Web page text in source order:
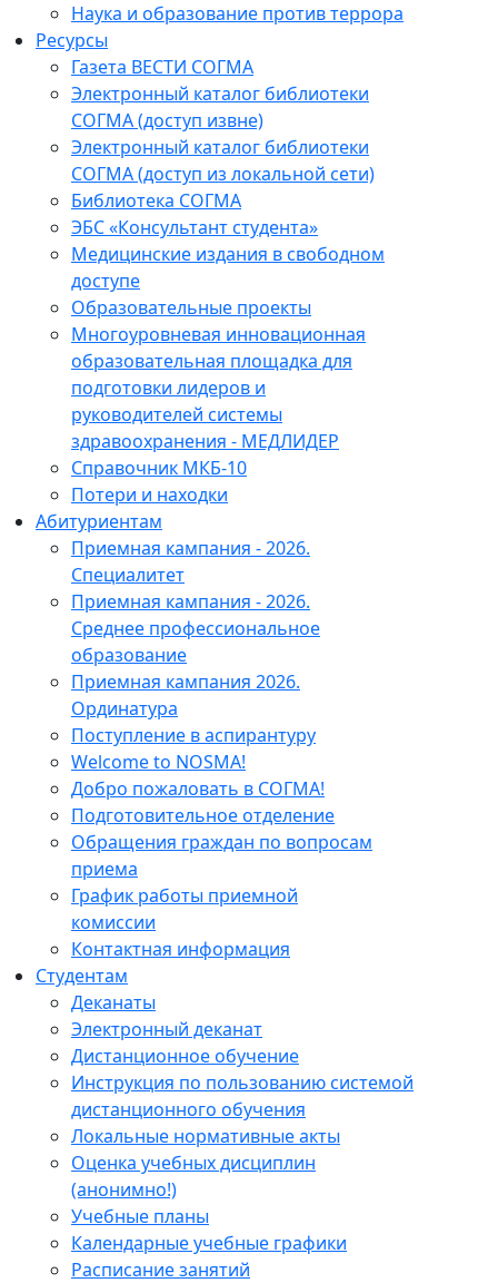
Наука и образование против террора
Ресурсы
Газета ВЕСТИ СОГМА
Электронный каталог библиотеки
СОГМА (доступ извне)
Электронный каталог библиотеки
СОГМА (доступ из локальной сети)
Библиотека СОГМА
ЭБС «Консультант студента»
Медицинские издания в свободном
доступе
Образовательные проекты
Многоуровневая инновационная
образовательная площадка для
подготовки лидеров и
руководителей системы
здравоохранения - МЕДЛИДЕР
Справочник МКБ-10
Потери и находки
Абитуриентам
Приемная кампания - 2026.
Специалитет
Приемная кампания - 2026.
Среднее профессиональное
образование
Приемная кампания 2026.
Ординатура
Поступление в аспирантуру
Welcome to NOSMA!
Добро пожаловать в СОГМА!
Подготовительное отделение
Обращения граждан по вопросам
приема
График работы приемной
комиссии
Контактная информация
Студентам
Деканаты
Электронный деканат
Дистанционное обучение
Инструкция по пользованию системой
дистанционного обучения
Локальные нормативные акты
Оценка учебных дисциплин
(анонимно!)
Учебные планы
Календарные учебные графики
Расписание занятий